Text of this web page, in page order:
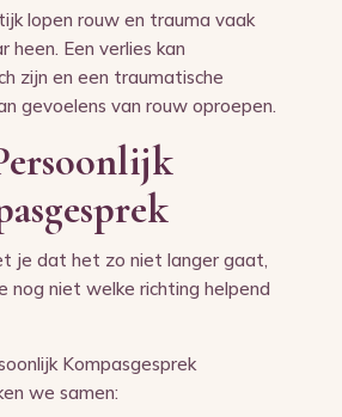
lopen rouw en trauma vaak
heen. Een verlies kan
zijn en een traumatische
gevoelens van rouw oproepen.
je dat het zo niet langer gaat,
nog niet welke richting helpend
Kompasgesprek
we samen: